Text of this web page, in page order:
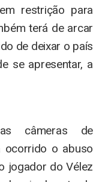
restrição para
terá de arcar
de deixar o país
se apresentar, a
câmeras de
ocorrido o abuso
jogador do Vélez